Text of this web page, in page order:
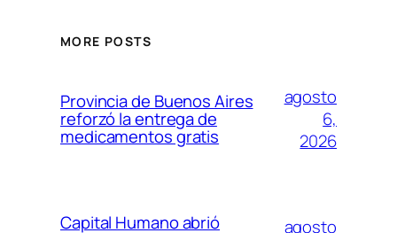
MORE POSTS
Provincia de Buenos Aires
reforzó la entrega de
medicamentos gratis
agosto
6,
2026
Capital Humano abrió
agosto